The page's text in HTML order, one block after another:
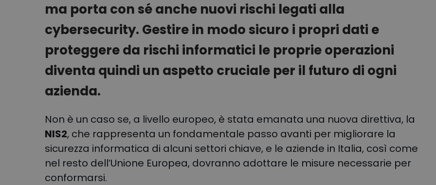
ma porta con sé anche nuovi rischi legati alla
cybersecurity. Gestire in modo sicuro i propri dati e
proteggere da rischi informatici le proprie operazioni
diventa quindi un aspetto cruciale per il futuro di ogni
azienda.
Non è un caso se, a livello europeo, è stata emanata una nuova direttiva, la
NIS2, che rappresenta un fondamentale passo avanti per migliorare la
sicurezza informatica di alcuni settori chiave, e le aziende in Italia, così come
nel resto dell’Unione Europea, dovranno adottare le misure necessarie per
conformarsi.